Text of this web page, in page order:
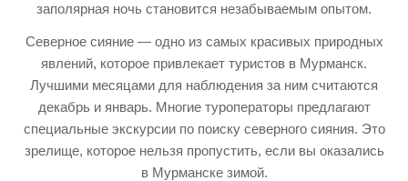
заполярная ночь становится незабываемым опытом.
Северное сияние — одно из самых красивых природных
явлений, которое привлекает туристов в Мурманск.
Лучшими месяцами для наблюдения за ним считаются
декабрь и январь. Многие туроператоры предлагают
специальные экскурсии по поиску северного сияния. Это
зрелище, которое нельзя пропустить, если вы оказались
в Мурманске зимой.